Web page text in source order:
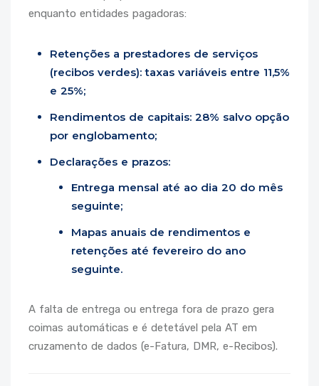
enquanto entidades pagadoras:
Retenções a prestadores de serviços
(recibos verdes): taxas variáveis entre 11,5%
e 25%;
Rendimentos de capitais: 28% salvo opção
por englobamento;
Declarações e prazos:
Entrega mensal até ao dia 20 do mês
seguinte;
Mapas anuais de rendimentos e
retenções até fevereiro do ano
seguinte.
A falta de entrega ou entrega fora de prazo gera
coimas automáticas e é detetável pela AT em
cruzamento de dados (e-Fatura, DMR, e-Recibos).